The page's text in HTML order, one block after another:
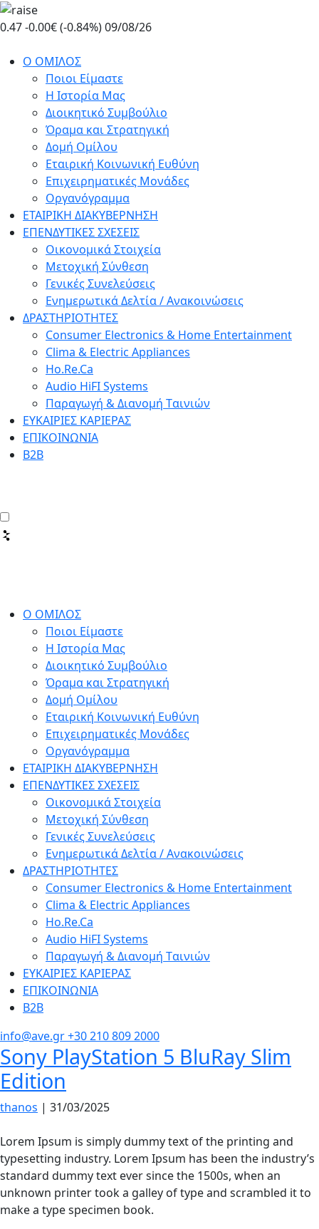
Skip
to
content
0.47-0.00€ (-0.84%)09/08/26
Ο ΟΜΙΛΟΣ
Ποιοι Είμαστε
Η Ιστορία Μας
Διοικητικό Συμβούλιο
Όραμα και Στρατηγική
Δομή Ομίλου
Εταιρική Κοινωνική Ευθύνη
Επιχειρηματικές Μονάδες
Οργανόγραμμα
ΕΤΑΙΡΙΚΗ ΔΙΑΚΥΒΕΡΝΗΣΗ
ΕΠΕΝΔΥΤΙΚΕΣ ΣΧΕΣΕΙΣ
Οικονομικά Στοιχεία
Μετοχική Σύνθεση
Γενικές Συνελεύσεις
Ενημερωτικά Δελτία / Ανακοινώσεις
ΔΡΑΣΤΗΡΙΟΤΗΤΕΣ
Consumer Electronics & Home Entertainment
Clima & Electric Appliances
Ho.Re.Ca
Audio HiFI Systems
Παραγωγή & Διανομή Tαινιών
ΕΥΚΑΙΡΙΕΣ ΚΑΡΙΕΡΑΣ
ΕΠΙΚΟΙΝΩΝΙΑ
Β2Β
Ο ΟΜΙΛΟΣ
Ποιοι Είμαστε
Η Ιστορία Μας
Διοικητικό Συμβούλιο
Όραμα και Στρατηγική
Δομή Ομίλου
Εταιρική Κοινωνική Ευθύνη
Επιχειρηματικές Μονάδες
Οργανόγραμμα
ΕΤΑΙΡΙΚΗ ΔΙΑΚΥΒΕΡΝΗΣΗ
ΕΠΕΝΔΥΤΙΚΕΣ ΣΧΕΣΕΙΣ
Οικονομικά Στοιχεία
Μετοχική Σύνθεση
Γενικές Συνελεύσεις
Ενημερωτικά Δελτία / Ανακοινώσεις
ΔΡΑΣΤΗΡΙΟΤΗΤΕΣ
Consumer Electronics & Home Entertainment
Clima & Electric Appliances
Ho.Re.Ca
Audio HiFI Systems
Παραγωγή & Διανομή Tαινιών
ΕΥΚΑΙΡΙΕΣ ΚΑΡΙΕΡΑΣ
ΕΠΙΚΟΙΝΩΝΙΑ
Β2Β
info@ave.gr+30 210 809 2000
Sony PlayStation 5 BluRay Slim
Edition
thanos | 31/03/2025
Lorem Ipsum is simply dummy text of the printing and
typesetting industry. Lorem Ipsum has been the industry’s
standard dummy text ever since the 1500s, when an
unknown printer took a galley of type and scrambled it to
make a type specimen book.